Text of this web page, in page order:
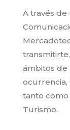
A través de
ámbitos de
ocurrencia,
tanto
Turismo.